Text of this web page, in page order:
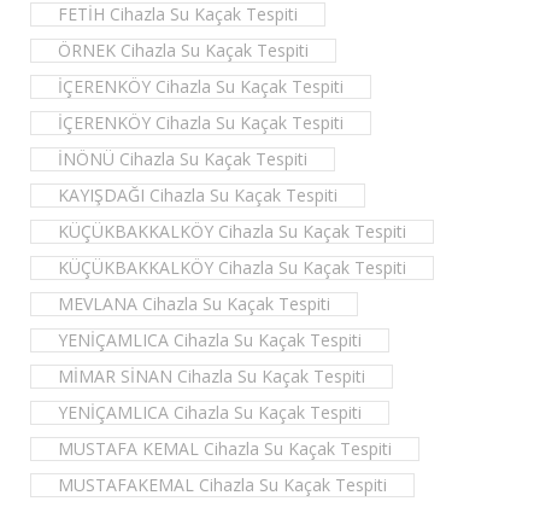
FETİH Cihazla Su Kaçak Tespiti
ÖRNEK Cihazla Su Kaçak Tespiti
İÇERENKÖY Cihazla Su Kaçak Tespiti
İÇERENKÖY Cihazla Su Kaçak Tespiti
İNÖNÜ Cihazla Su Kaçak Tespiti
KAYIŞDAĞI Cihazla Su Kaçak Tespiti
KÜÇÜKBAKKALKÖY Cihazla Su Kaçak Tespiti
KÜÇÜKBAKKALKÖY Cihazla Su Kaçak Tespiti
MEVLANA Cihazla Su Kaçak Tespiti
YENİÇAMLICA Cihazla Su Kaçak Tespiti
MİMAR SİNAN Cihazla Su Kaçak Tespiti
YENİÇAMLICA Cihazla Su Kaçak Tespiti
MUSTAFA KEMAL Cihazla Su Kaçak Tespiti
MUSTAFAKEMAL Cihazla Su Kaçak Tespiti